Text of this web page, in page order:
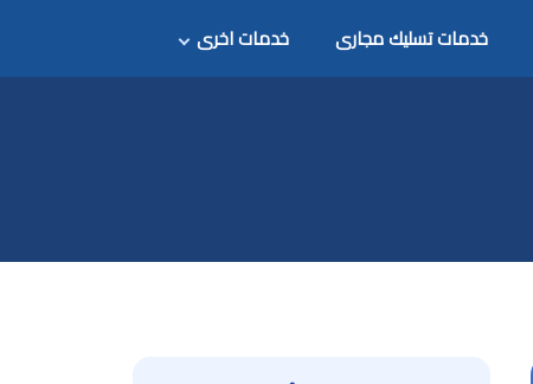
خدمات تسليك مجارى خدمات اخرى